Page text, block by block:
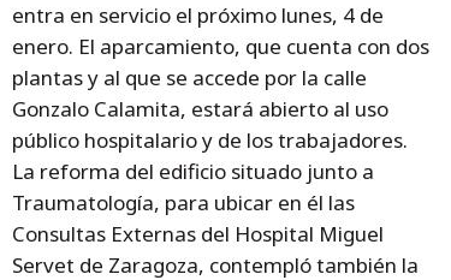
entra en servicio el próximo lunes, 4 de
enero. El aparcamiento, que cuenta con dos
plantas y al que se accede por la calle
Gonzalo Calamita, estará abierto al uso
público hospitalario y de los trabajadores.
La reforma del edificio situado junto a
Traumatología, para ubicar en él las
Consultas Externas del Hospital Miguel
Servet de Zaragoza, contempló también la